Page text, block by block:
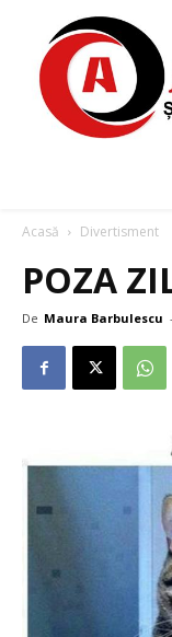
Acasă Divertisment
POZA
De Maura Barbulescu -